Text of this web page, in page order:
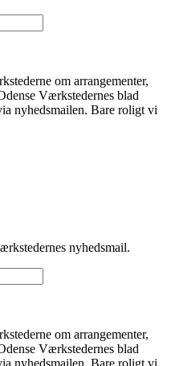
om arrangementer,
Værkstedernes blad
nyhedsmailen. Bare roligt vi
nyhedsmail.
om arrangementer,
Værkstedernes blad
nyhedsmailen. Bare roligt vi